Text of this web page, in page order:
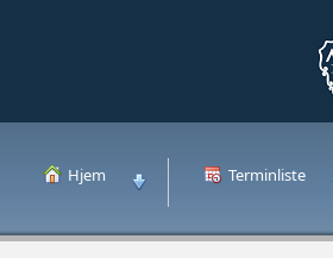
Hjem Terminliste